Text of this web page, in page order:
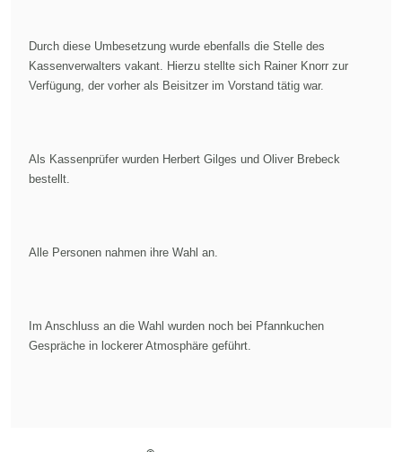
Durch diese Umbesetzung wurde ebenfalls die Stelle des
Kassenverwalters vakant. Hierzu stellte sich Rainer Knorr zur
Verfügung, der vorher als Beisitzer im Vorstand tätig war.
Als Kassenprüfer wurden Herbert Gilges und Oliver Brebeck
bestellt.
Alle Personen nahmen ihre Wahl an.
Im Anschluss an die Wahl wurden noch bei Pfannkuchen
Gespräche in lockerer Atmosphäre geführt.